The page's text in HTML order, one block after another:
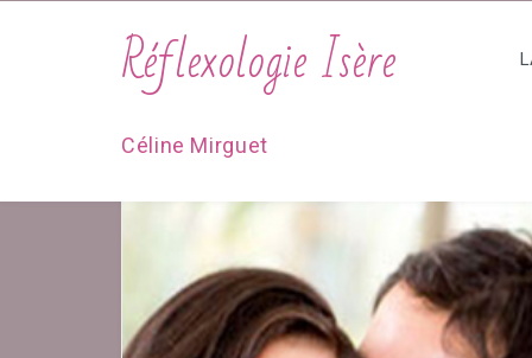
Réflexologie Isère
Céline Mirguet